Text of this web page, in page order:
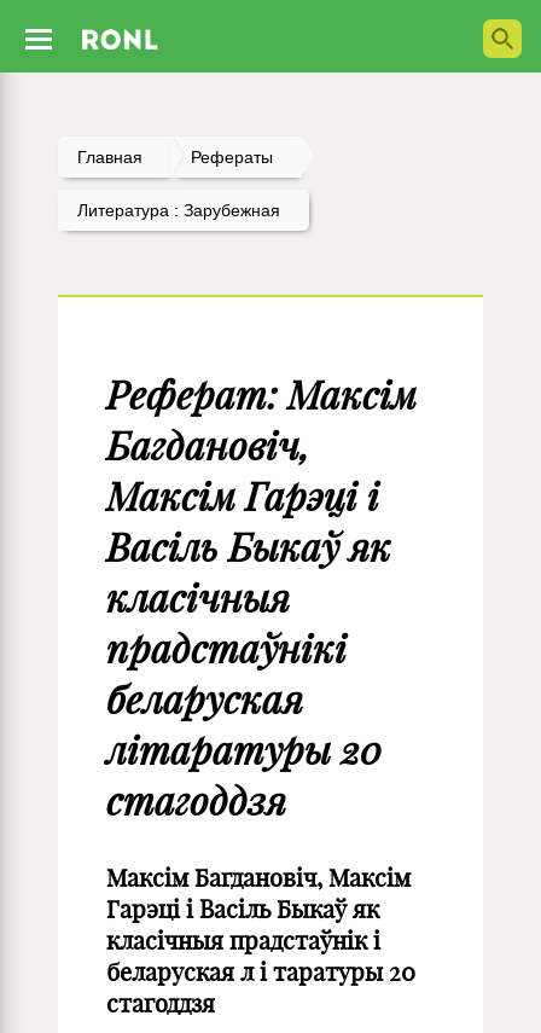
Главная Рефераты
Литература : Зарубежная
Реферат: Максім
Багдановіч,
Максім Гарэці i
Васіль Быкаў як
класічныя
прадстаўнікi
беларуская
лiтаратуры 20
стагоддзя
Максім Багдановіч, Максім
Гарэціi Васіль Быкаў як
класічныя прадстаўнік i
беларуская л i таратуры 20
стагоддзя